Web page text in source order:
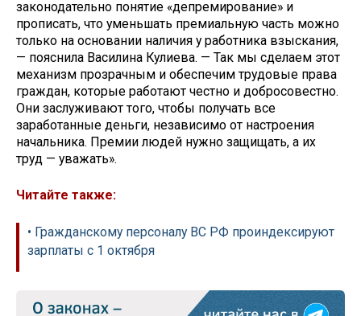
законодательно понятие «депремирование» и
прописать, что уменьшать премиальную часть можно
только на основании наличия у работника взыскания,
— пояснила Василина Кулиева. — Так мы сделаем этот
механизм прозрачным и обеспечим трудовые права
граждан, которые работают честно и добросовестно.
Они заслуживают того, чтобы получать все
заработанные деньги, независимо от настроения
начальника. Премии людей нужно защищать, а их
труд — уважать».
Читайте также:
• Гражданскому персоналу ВС РФ проиндексируют
зарплаты с 1 октября